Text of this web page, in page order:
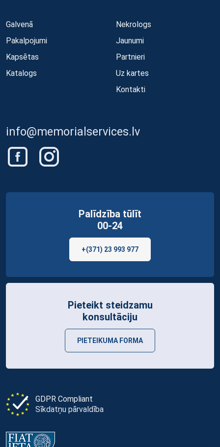
Galvenā
Pakalpojumi
Kapsētas
Katalogs
Nekrologs
Jaunumi
Partnieri
Uz kartes
Kontakti
info@memorialservices.lv
GDPR Compliant
Sīkdatņu pārvaldība
Palīdzība tūlīt
00-24
+(371) 23 993 977
Pieteikt steidzamu
konsultāciju
PIETEIKUMA FORMA